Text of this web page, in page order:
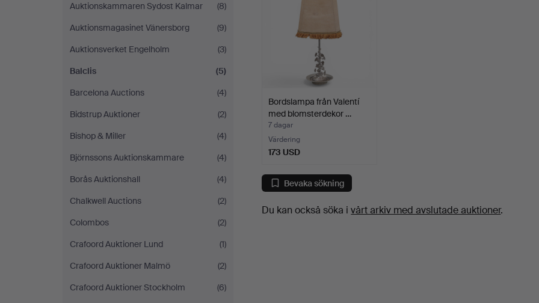
Auktionskammaren Sydost Kalmar
(8)
Auktionsmagasinet Vänersborg
(9)
Auktionsverket Engelholm
(3)
Balclis
(5)
Barcelona Auctions
(4)
Bidstrup Auktioner
(2)
Bishop & Miller
(4)
Björnssons Auktionskammare
(4)
Borås Auktionshall
(4)
Chalkwell Auctions
(2)
Colombos
(2)
Crafoord Auktioner Lund
(1)
Crafoord Auktioner Malmö
(2)
Crafoord Auktioner Stockholm
(6)
Bordslampa från Valentí
med blomsterdekor …
7 dagar
Värdering
173 USD
Bevaka sökning
Du kan också söka ivårt arkiv med avslutade auktioner.